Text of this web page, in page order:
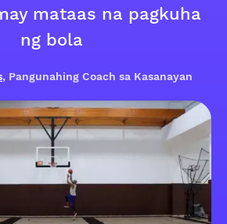
mataas na pagkuha
ng bola
, Pangunahing Coach sa Kasanayan